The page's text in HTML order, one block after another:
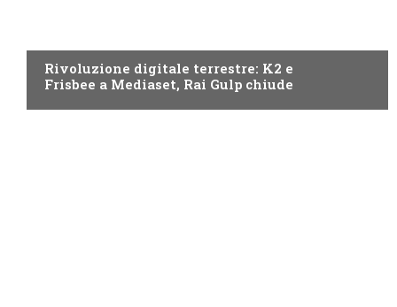
Rivoluzione digitale terrestre: K2 e
Frisbee a Mediaset, Rai Gulp chiude